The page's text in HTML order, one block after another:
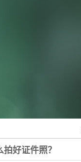
好证件照？